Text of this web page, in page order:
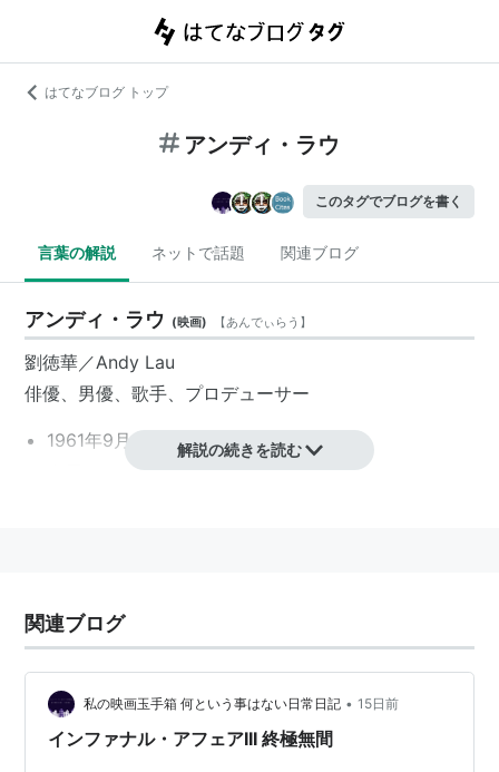
はてなブログ トップ
アンディ・ラウ
このタグでブログを書く
言葉の解説 ネットで話題 関連ブログ
アンディ・ラウ (映画) 【あんでぃらう 】
劉徳華／Andy Lau
俳優、男優、歌手、プロデューサー
1961年9月27日、香港生まれ
身長：175 cm
おじいちゃんはデブゴン
グレートウォール（2016） 出演
誘拐捜査（2015）＜未＞ 出演
私の少女時代-Our Times-（2015） 出演
解説の続きを読む
関連ブログ
私の映画玉手箱 何という事はない日常日記 • 15日前
インファナル・アフェアIII 終極無間